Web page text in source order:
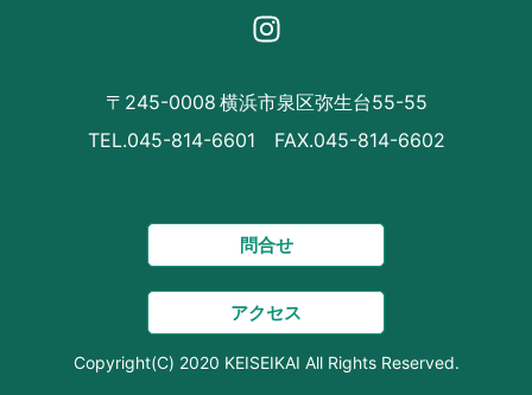
〒245-0008 横浜市泉区弥生台55-55
TEL.045-814-6601 FAX.045-814-6602
問合せ
アクセス
Copyright(C) 2020 KEISEIKAI All Rights Reserved.